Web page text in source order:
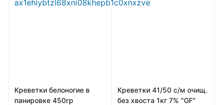
Креветки белоногие в
панировке 450гр
Креветки 41/50 с/м очищ.
без хвоста 1кг 7% "GF"